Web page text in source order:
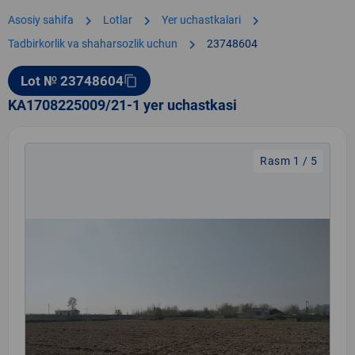
Asosiy sahifa chevron_right Lotlar chevron_right Yer uchastkalari chevron_right
Tadbirkorlik va shaharsozlik uchun chevron_right 23748604
Lot № 23748604content_copy
KA1708225009/21-1 yer uchastkasi
Rasm 1 / 5